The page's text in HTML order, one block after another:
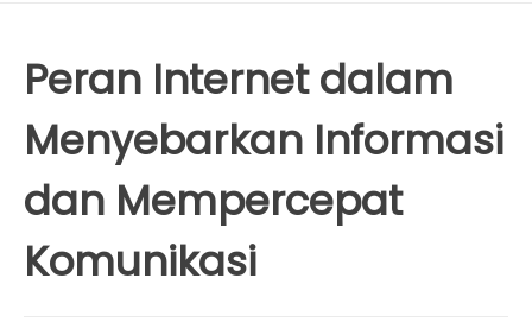
Peran Internet dalam
Menyebarkan Informasi
dan Mempercepat
Komunikasi